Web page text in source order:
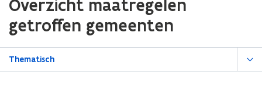
bevindt
zich
Overzicht
Overzicht maatregelen
getroffen gemeenten
Thematisch